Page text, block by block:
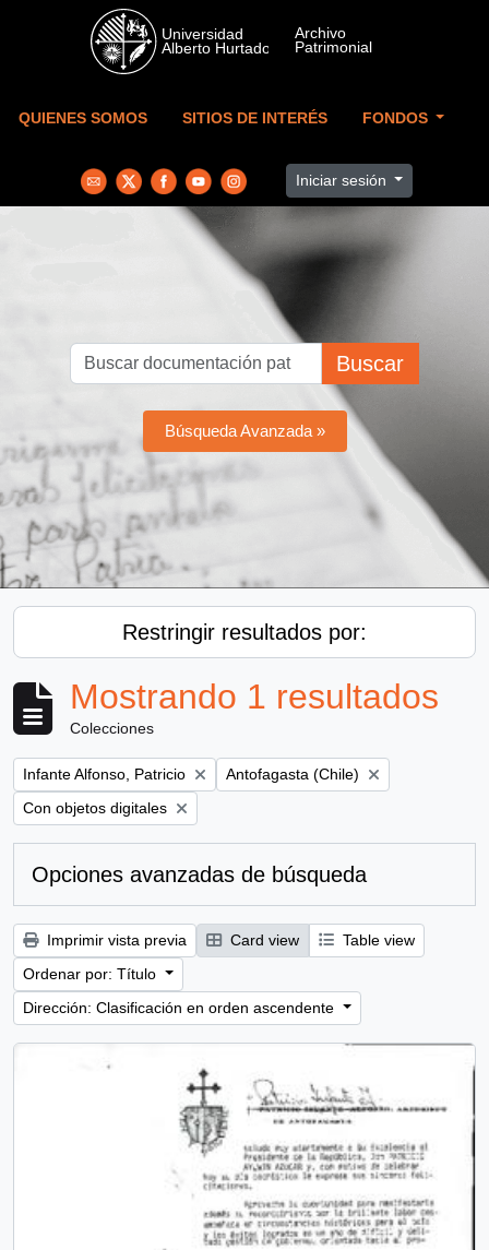
Skip to main content
QUIENES SOMOS SITIOS DE INTERÉS FONDOS
Iniciar sesión
Buscar
Búsqueda Avanzada »
Restringir resultados por:
Mostrando 1 resultados
Colecciones
Remove filter:
Infante Alfonso, Patricio Remove filter:
Antofagasta (Chile)
Remove filter:
Con objetos digitales
Opciones avanzadas de búsqueda
Imprimir vista previa Card view
Table view
Ordenar por: Título
Dirección: Clasificación en orden ascendente